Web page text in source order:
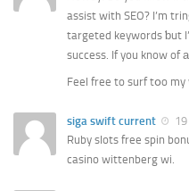
assist with SEO? I’m
targeted keywords ƅut
success. If you know of
Feel free to surf tօo my
siga swift current
Ruby slots free spin
casino wittenberg wi.